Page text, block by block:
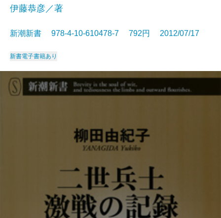
伊藤恭彦／著
新潮新書 978-4-10-610478-7 792円 2012/07/17
新書電子書籍あり